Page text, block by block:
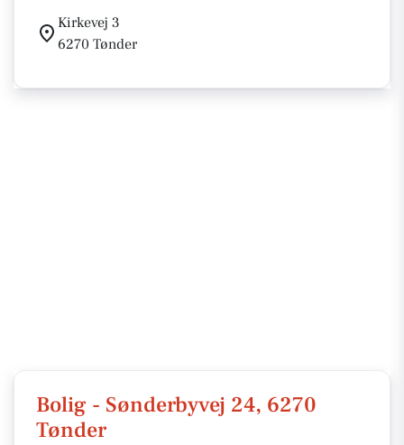
Kirkevej 3
6270 Tønder
Bolig - Sønderbyvej 24, 6270
Tønder